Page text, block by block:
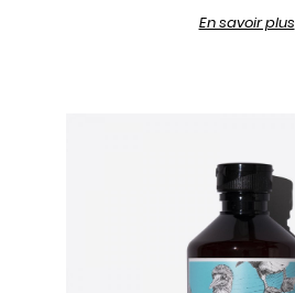
En savoir plus